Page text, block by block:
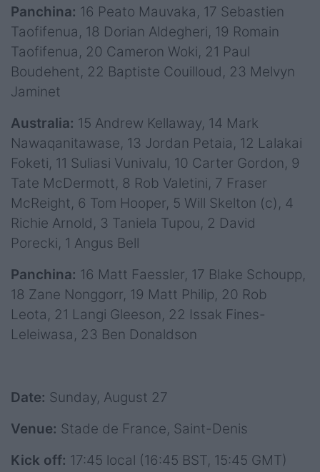
Panchina: 16 Peato Mauvaka, 17 Sebastien
Taofifenua, 18 Dorian Aldegheri, 19 Romain
Taofifenua, 20 Cameron Woki, 21 Paul
Boudehent, 22 Baptiste Couilloud, 23 Melvyn
Jaminet
Australia: 15 Andrew Kellaway, 14 Mark
Nawaqanitawase, 13 Jordan Petaia, 12 Lalakai
Foketi, 11 Suliasi Vunivalu, 10 Carter Gordon, 9
Tate McDermott, 8 Rob Valetini, 7 Fraser
McReight, 6 Tom Hooper, 5 Will Skelton (c), 4
Richie Arnold, 3 Taniela Tupou, 2 David
Porecki, 1 Angus Bell
Panchina: 16 Matt Faessler, 17 Blake Schoupp,
18 Zane Nonggorr, 19 Matt Philip, 20 Rob
Leota, 21 Langi Gleeson, 22 Issak Fines-
Leleiwasa, 23 Ben Donaldson
Date: Sunday, August 27
Venue: Stade de France, Saint-Denis
Kick off: 17:45 local (16:45 BST, 15:45 GMT)